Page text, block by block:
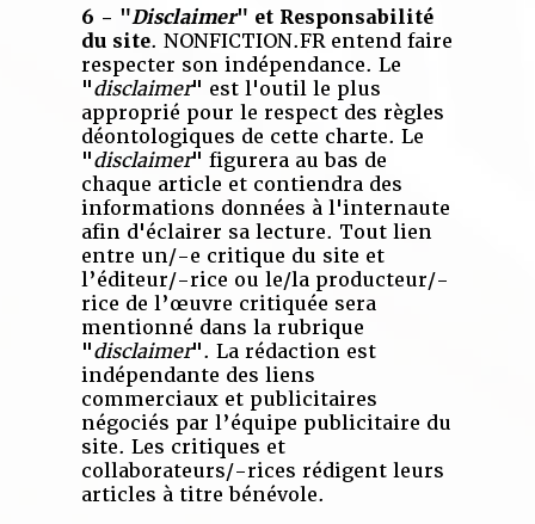
6 - "Disclaimer" et Responsabilité
du site. NONFICTION.FR entend faire
respecter son indépendance. Le
"disclaimer" est l'outil le plus
approprié pour le respect des règles
déontologiques de cette charte. Le
"disclaimer" figurera au bas de
chaque article et contiendra des
informations données à l'internaute
afin d'éclairer sa lecture. Tout lien
entre un/-e critique du site et
l’éditeur/-rice ou le/la producteur/-
rice de l’œuvre critiquée sera
mentionné dans la rubrique
"disclaimer". La rédaction est
indépendante des liens
commerciaux et publicitaires
négociés par l’équipe publicitaire du
site. Les critiques et
collaborateurs/-rices rédigent leurs
articles à titre bénévole.